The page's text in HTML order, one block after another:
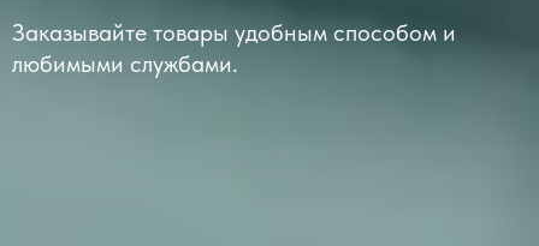
Заказывайте товары удобным способом и
любимыми службами.